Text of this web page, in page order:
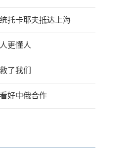
托卡耶夫抵达上海
更懂人
了我们
好中俄合作